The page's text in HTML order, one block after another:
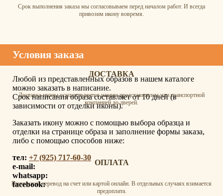
Срок выполнения заказа мы согласовываем перед началом работ. И всегда
привозим икону вовремя.
ДОСТАВКА
Доставка иконы осуществляется нашим представителем или транспортной
компанией до дверей.
ОПЛАТА
Банковский перевод на счет или картой онлайн. В отдельных случаях взимается
предоплата.
Условия заказа
Любой из представленных образов в нашем каталоге
можно заказать в написание.
Срок написания образа составляет от 10 дней (в
зависимости от отделки иконы).
Заказать икону можно с помощью выбора образца и
отделки на странице образа и заполнение формы заказа,
либо с помощью способов ниже:
тел: +7 (925) 717-60-30
e-mail:
whatsapp:
facebook: